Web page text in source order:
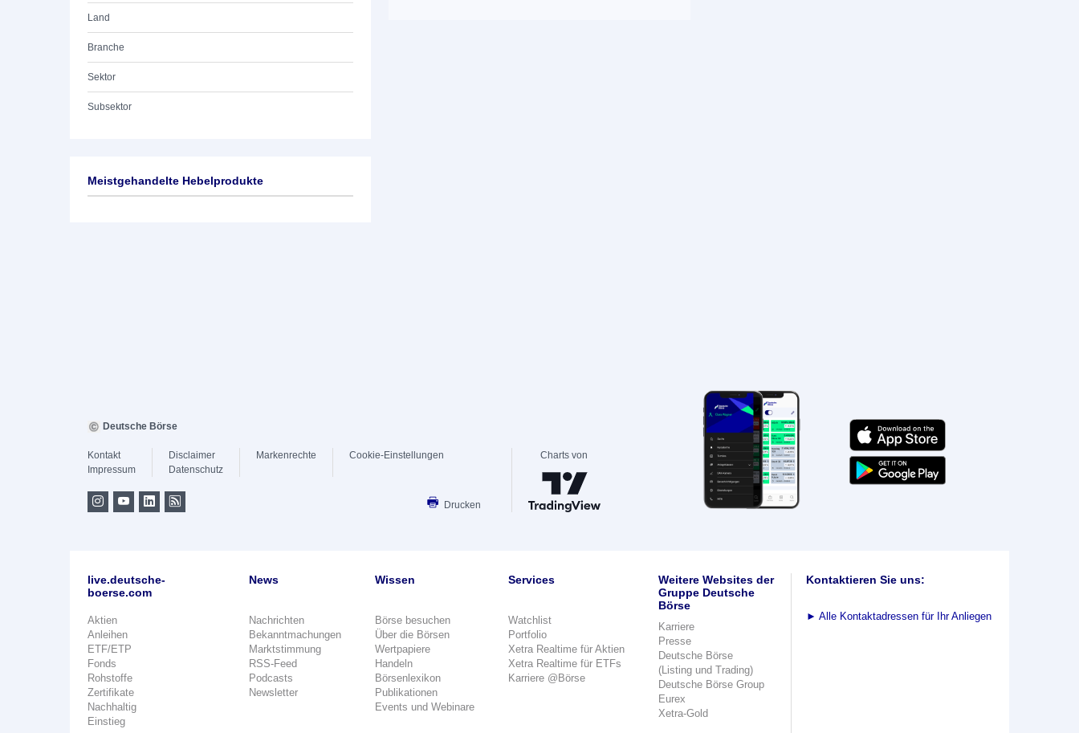
Land
Branche
Sektor
Subsektor
Meistgehandelte Hebelprodukte
Deutsche Börse
Kontakt
Impressum
Disclaimer
Datenschutz
Markenrechte Cookie-Einstellungen
Drucken
Charts von
live.deutsche-
boerse.com
Aktien
Anleihen
ETF/ETP
Fonds
Rohstoffe
Zertifikate
Nachhaltig
Einstieg
News
Nachrichten
Bekanntmachungen
Marktstimmung
RSS-Feed
Podcasts
Newsletter
Wissen
Börse besuchen
Über die Börsen
Wertpapiere
Handeln
Börsenlexikon
Publikationen
Events und Webinare
Services
Watchlist
Portfolio
Xetra Realtime für Aktien
Xetra Realtime für ETFs
Karriere @Börse
Weitere Websites der
Gruppe Deutsche
Börse
Karriere
Presse
Deutsche Börse
(Listing und Trading)
Deutsche Börse Group
Eurex
Xetra-Gold
Kontaktieren Sie uns:
► Alle Kontaktadressen für Ihr Anliegen